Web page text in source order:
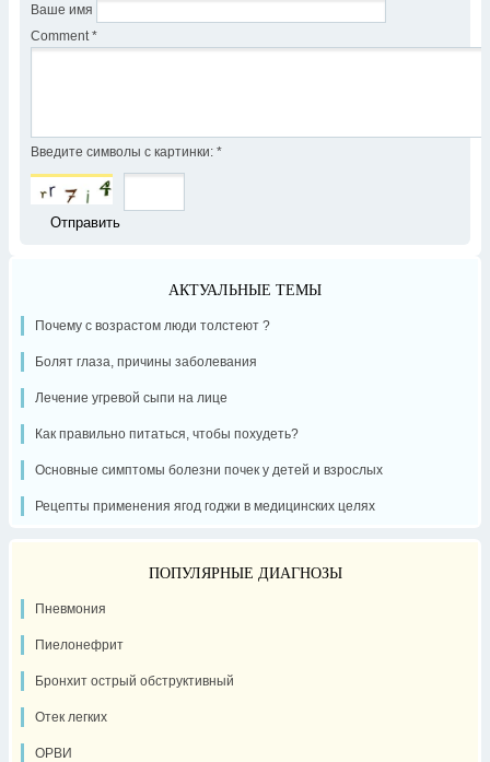
Ваше имя
Comment *
Введите символы с картинки: *
АКТУАЛЬНЫЕ ТЕМЫ
Почему с возрастом люди толстеют ?
Болят глаза, причины заболевания
Лечение угревой сыпи на лице
Как правильно питаться, чтобы похудеть?
Основные симптомы болезни почек у детей и взрослых
Рецепты применения ягод годжи в медицинских целях
ПОПУЛЯРНЫЕ ДИАГНОЗЫ
Пневмония
Пиелонефрит
Бронхит острый обструктивный
Отек легких
ОРВИ